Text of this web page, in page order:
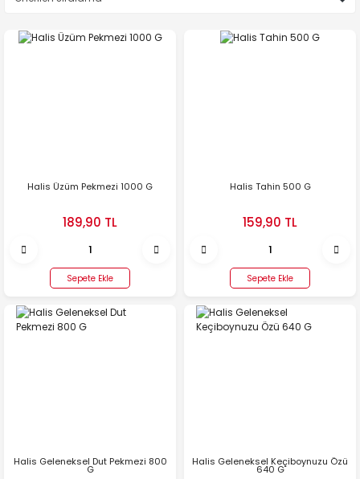
Halis Üzüm Pekmezi 1000 G
189,90 TL
Sepete Ekle
Halis Tahin 500 G
159,90 TL
Sepete Ekle
Halis Geleneksel Dut Pekmezi 800
G
Halis Geleneksel Keçiboynuzu Özü
640 G